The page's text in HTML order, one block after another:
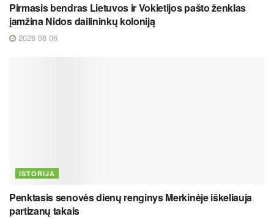
Pirmasis bendras Lietuvos ir Vokietijos pašto ženklas
įamžina Nidos dailininkų koloniją
2026 08 06
ISTORIJA
Penktasis senovės dienų renginys Merkinėje iškeliauja
partizanų takais